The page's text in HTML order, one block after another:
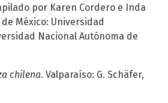
por Karen Cordero e Inda
México: Universidad
Nacional Autónoma de
chilena. Valparaíso: G. Schäfer,